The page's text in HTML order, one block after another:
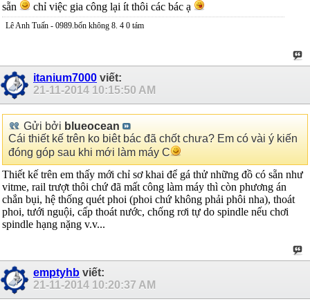
sẵn
chỉ việc gia công lại ít thôi các bác ạ
Lê Anh Tuấn - 0989.bốn không 8. 4 0 tám
itanium7000 viết:
21-11-2014 10:15:50 AM
Gửi bởi blueocean
Cái thiết kế trên ko biêt bác đã chốt chưa? Em có vài ý kiến
đóng góp sau khi mới làm máy C
Thiết kế trên em thấy mới chỉ sơ khai để gá thử những đồ có sẵn như
vitme, rail trượt thôi chứ đã mất công làm máy thì còn phương án
chắn bụi, hệ thống quét phoi (phoi chứ không phải phôi nha), thoát
phoi, tưới nguội, cấp thoát nước, chống rơi tự do spindle nếu chơi
spindle hạng nặng v.v...
emptyhb viết:
21-11-2014 10:20:37 AM